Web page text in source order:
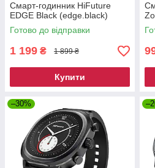
Смарт-годинник HiFuture
EDGE Black (edge.black)
Готово до відправки
1 199 ₴ 1 899 ₴
Купити
–30%